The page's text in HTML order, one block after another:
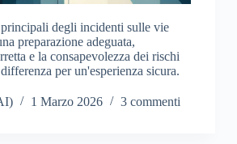
principali degli incidenti sulle vie
preparazione adeguata,
e la consapevolezza dei rischi
per un'esperienza sicura.
1 Marzo 2026 3 commenti